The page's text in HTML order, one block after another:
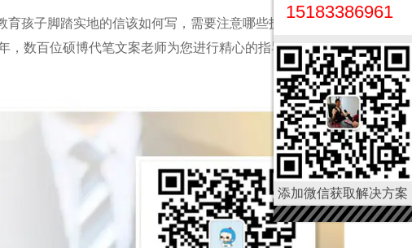
孩子脚踏实地的信该如何写，需要注意哪些技巧才能让孩
，数百位硕博代笔文案老师为您进行精心的指导。具体详情
15183386961
添加微信获取解决方案